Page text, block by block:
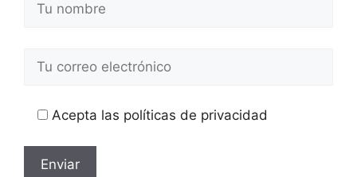
Acepta las políticas de privacidad